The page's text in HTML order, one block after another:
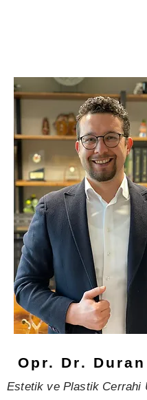
Opr. Dr.
Estetik ve Plastik Cerrahi